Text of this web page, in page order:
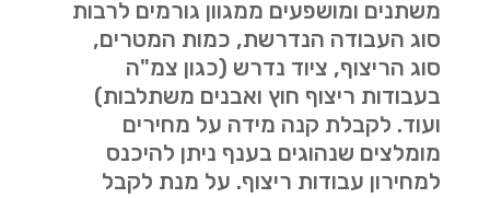
משתנים ומושפעים ממגוון גורמים לרבות
סוג העבודה הנדרשת, כמות המטרים,
סוג הריצוף, ציוד נדרש (כגון צמ"ה
בעבודות ריצוף חוץ ואבנים משתלבות)
ועוד. לקבלת קנה מידה על מחירים
מומלצים שנהוגים בענף ניתן להיכנס
למחירון עבודות ריצוף. על מנת לקבל